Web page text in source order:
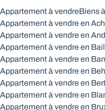
Max. budget
Appartement à vendreBiens
Appartement à vendre en
Appartement à vendre en
Appartement à vendre en
Appartement à vendre en
Appartement à vendre en
Appartement à vendre en
Appartement à vendre en
Appartement à vendre en